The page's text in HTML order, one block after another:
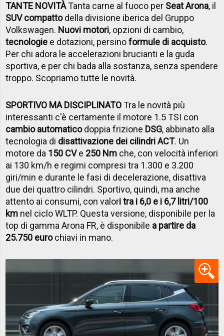
TANTE NOVITÀTanta carne al fuoco per Seat Arona, il
SUV compattodella divisione iberica del Gruppo
Volkswagen. Nuovi motori, opzioni di cambio,
tecnologie e dotazioni, persinoformule di acquisto.
Per chi adora le accelerazioni brucianti e la guda
sportiva, e per chi bada alla sostanza, senza spendere
troppo. Scopriamo tutte le novità.
SPORTIVO MA DISCIPLINATOTra le novità più
interessanti c'è certamente il motore 1.5 TSI con
cambio automaticodoppia frizione DSG, abbinato alla
tecnologia di disattivazione dei cilindri ACT. Un
motore da 150 CVe 250 Nm che, con velocità inferiori
ai 130 km/h e regimi compresi tra 1.300 e 3.200
giri/min e durante le fasi di decelerazione, disattiva
due dei quattro cilindri. Sportivo, quindi, ma anche
attento ai consumi, con valori tra i 6,0 e i 6,7 litri/100
km nel ciclo WLTP. Questa versione, disponibile per la
top di gamma Arona FR, è disponibile a partire da
25.750 eurochiavi in mano.